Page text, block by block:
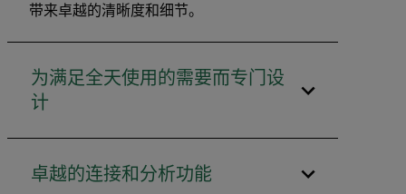
带来卓越的清晰度和细节。
为满足全天使用的需要而专门设
计
卓越的连接和分析功能